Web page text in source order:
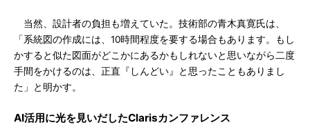
当然、設計者の負担も増えていた。技術部の青木真寛氏は、
「系統図の作成には、10時間程度を要する場合もあります。もし
かすると似た図面がどこかにあるかもしれないと思いながら二度
手間をかけるのは、正直『しんどい』と思ったこともありまし
た」と明かす。
AI活用に光を見いだしたClarisカンファレンス